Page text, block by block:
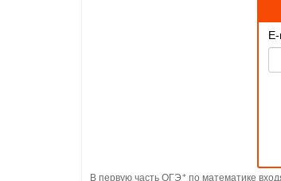
В первую часть ОГЭ* по математике